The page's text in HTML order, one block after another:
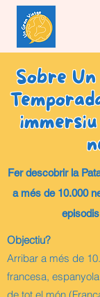
Sobre
Fer descobrir la
a més de 10.000
Objectiu?
Arribar a més de
francesa,